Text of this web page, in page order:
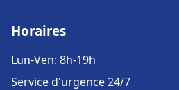
Horaires
Lun-Ven: 8h-19h
Service d'urgence 24/7